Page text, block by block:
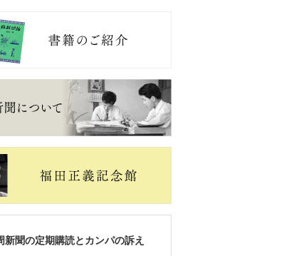
新聞の定期購読とカンパの訴え